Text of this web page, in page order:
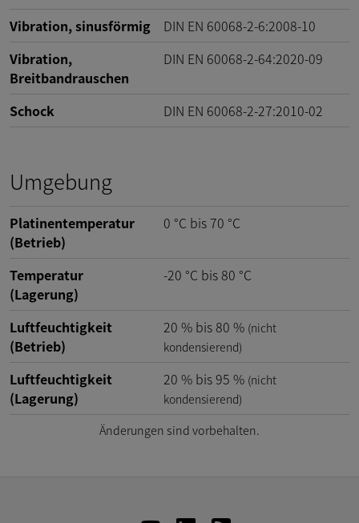
Vibration, sinusförmig
DIN EN 60068-2-6:2008-10
Vibration,
Breitbandrauschen
DIN EN 60068-2-64:2020-09
Schock DIN EN 60068-2-27:2010-02
Umgebung
Platinentemperatur
(Betrieb)
0 °C bis70 °C
Temperatur
(Lagerung)
-20 °C bis80 °C
Luftfeuchtigkeit
(Betrieb)
20 % bis80 % (nicht
kondensierend)
Luftfeuchtigkeit
(Lagerung)
20 % bis95 % (nicht
kondensierend)
Änderungen sind vorbehalten.